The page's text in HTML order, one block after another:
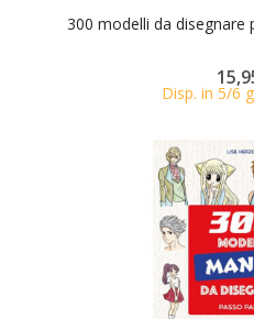
300 modelli da disegnare
Disp. in 5/6